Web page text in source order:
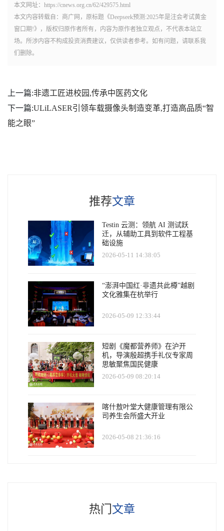
本文网址：https://cnews.org.cn/62/429575.html
本文内容转载自：商广网，原标题《​Deepseek预测:2025年是注会考试黄金
窗口期!》，版权归原作者所有，内容为原作者独立观点，不代表本站立
场。所涉内容不构成投资消费建议，仅供读者参考。如有问题，请联系我
们删除。
上一篇:非遗工匠进校园,传承中医药文化
下一篇:ULiLASER引领车载摄像头制造变革,打造高品质“智
能之眼”
推荐文章
Testin 云测：领航 AI 测试跃
迁，从辅助工具到软件工程基
础设施
2026-05-11 14:38:05
“澎湃中国红·非遗共此樽”越剧
文化雅集在杭举行
2026-05-09 12:33:44
短剧《魔都营养师》在沪开
机，导演殷超携手礼仪专家周
思敏聚焦国民健康
2026-05-09 08:20:14
喀什敖叶堂大健康管理有限公
司养生会所盛大开业
2026-05-08 21:36:16
热门 文章